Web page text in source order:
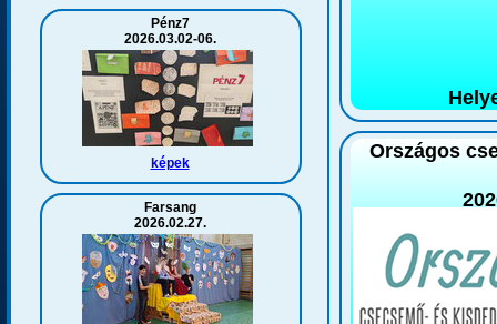
Pénz7
2026.03.02-06.
képek
Farsang
2026.02.27.
Országos